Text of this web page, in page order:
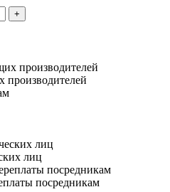
+
производителей
лиц
посредникам